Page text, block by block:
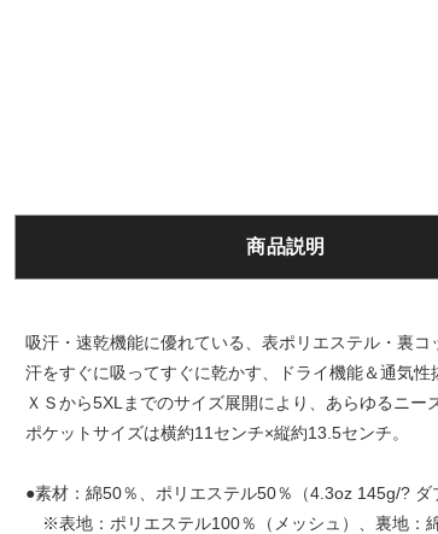
商品説明
吸汗・速乾機能に優れている、表ポリエステル・裏コ
汗をすぐに吸ってすぐに乾かす、ドライ機能＆通気性
ＸＳから5XLまでのサイズ展開により、あらゆるニー
ポケットサイズは横約11センチ×縦約13.5センチ。
●素材：綿50％、ポリエステル50％（4.3oz 145g/? ダ
※表地：ポリエステル100％（メッシュ）、裏地：